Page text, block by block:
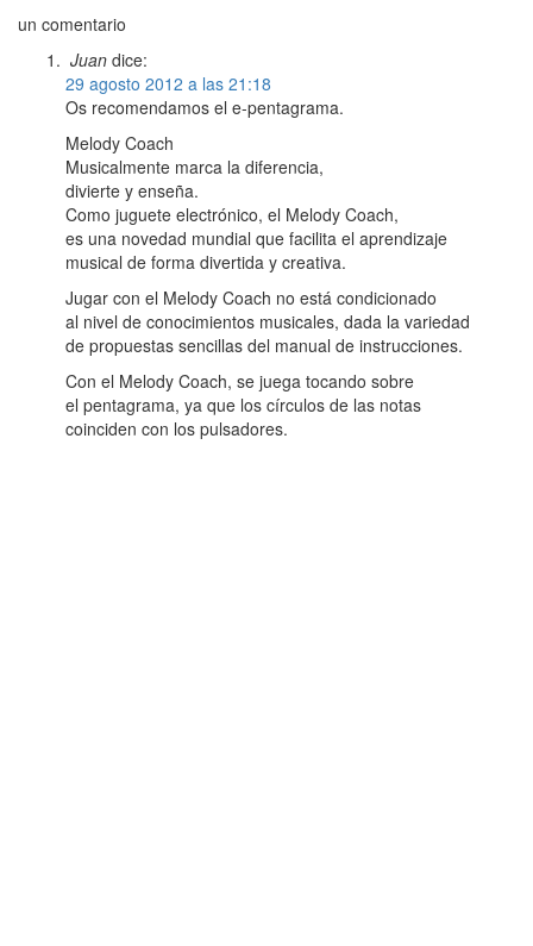
un comentario
Juan dice:
29 agosto 2012 a las 21:18
Os recomendamos el e-pentagrama.
Melody Coach
Musicalmente marca la diferencia,
divierte y enseña.
Como juguete electrónico, el Melody Coach,
es una novedad mundial que facilita el aprendizaje
musical de forma divertida y creativa.
Jugar con el Melody Coach no está condicionado
al nivel de conocimientos musicales, dada la variedad
de propuestas sencillas del manual de instrucciones.
Con el Melody Coach, se juega tocando sobre
el pentagrama, ya que los círculos de las notas
coinciden con los pulsadores.